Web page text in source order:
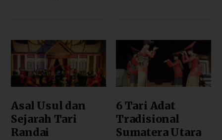
Asal Usul dan
Sejarah Tari
Randai
6 Tari Adat
Tradisional
Sumatera Utara